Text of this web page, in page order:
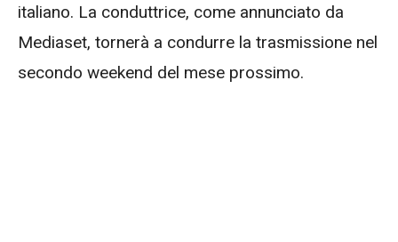
italiano. La conduttrice, come annunciato da
Mediaset, tornerà a condurre la trasmissione nel
secondo weekend del mese prossimo.